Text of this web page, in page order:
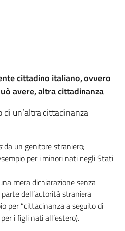
cittadino italiano, ovvero
avere, altra cittadinanza
di un’altra cittadinanza
da un genitore straniero;
per i minori nati negli Stati
mera dichiarazione senza
dell’autorità straniera
per “cittadinanza a seguito di
i figli nati all’estero).